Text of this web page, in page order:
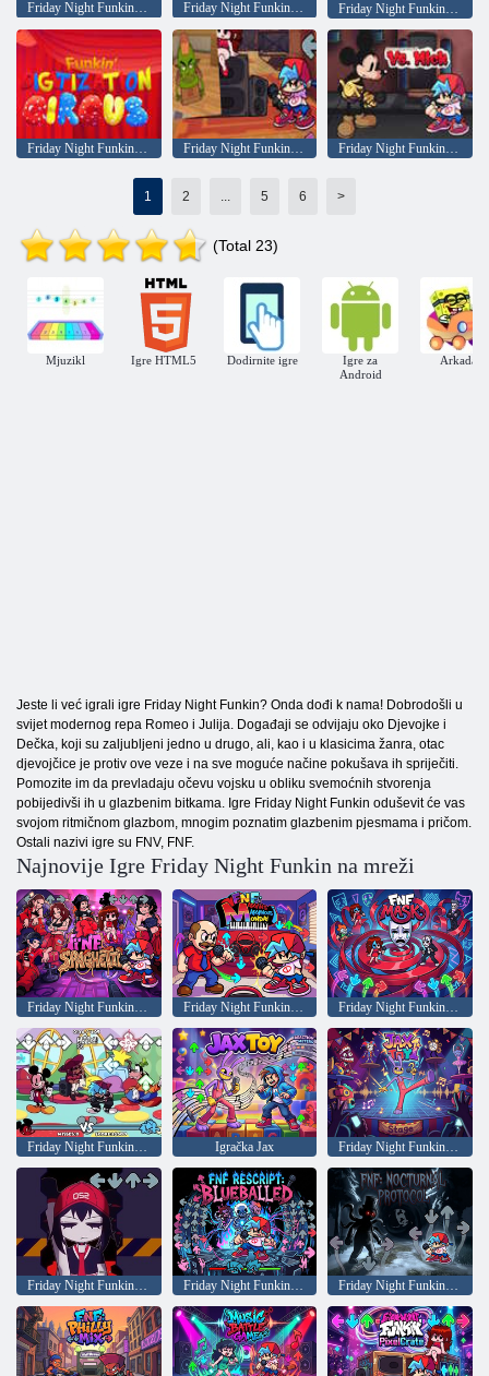
Friday Night Funkin Terrafunk Friday Night Funkin Cartoon Clash
Friday Night Funkin protiv Kevina Goblina
1 2 5 6 >
(Total 23)
Mjuzikl Igre HTML5 Dodirnite igre
Igre za
Android
Arkada
Jeste li već igrali igre Friday Night Funkin? Onda dođi k nama! Dobrodošli u
svijet modernog repa Romeo i Julija. Događaji se odvijaju oko Djevojke i
Dečka, koji su zaljubljeni jedno u drugo, ali, kao i u klasicima žanra, otac
djevojčice je protiv ove veze i na sve moguće načine pokušava ih spriječiti.
Pomozite im da prevladaju očevu vojsku u obliku svemoćnih stvorenja
pobijedivši ih u glazbenim bitkama. Igre Friday Night Funkin oduševit će vas
svojom ritmičnom glazbom, mnogim poznatim glazbenim pjesmama i pričom.
Ostali nazivi igre su FNV, FNF.
Najnovije Igre Friday Night Funkin na mreži
Friday Night Funkin: Špageti Friday Night Funkin: Marvinov Marvinov ponedjeljak Friday Night Funkin: Maska
Igračka Jax
Friday Night Funkin: Yararara Friday Night Funkin: Prevareni Friday Night Funkin: Noćni protokol